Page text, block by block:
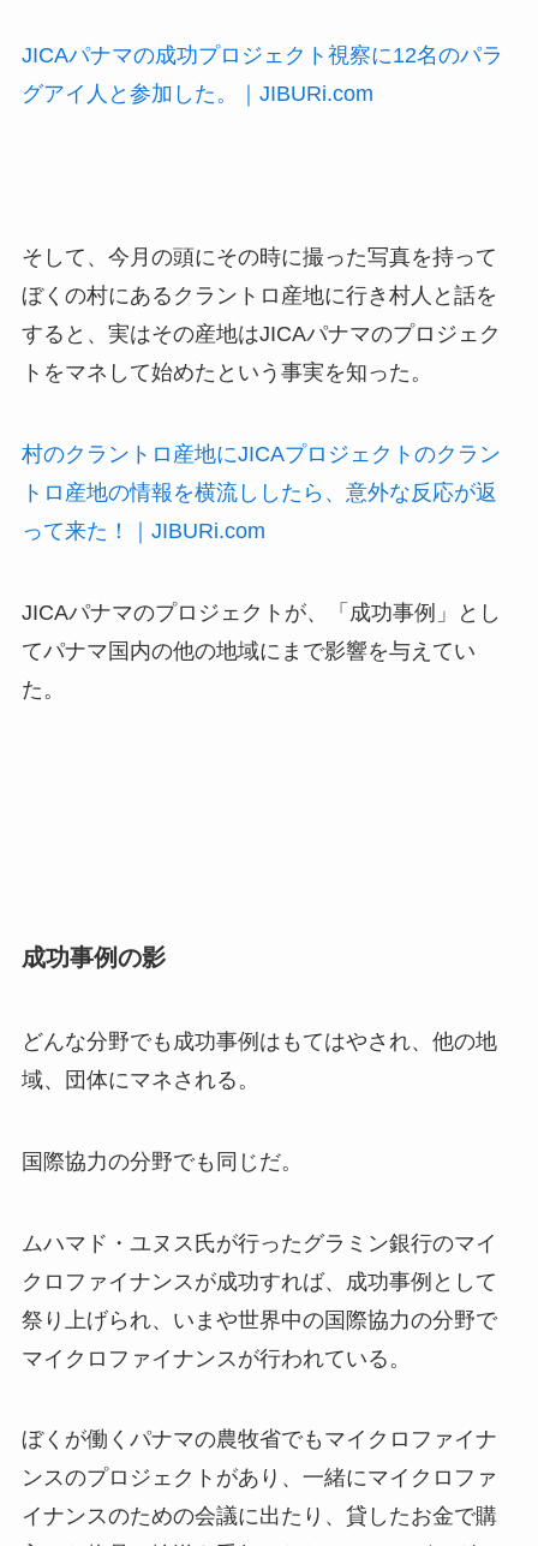
JICAパナマの成功プロジェクト視察に12名のパラ
グアイ人と参加した。｜JIBURi.com
そして、今月の頭にその時に撮った写真を持って
ぼくの村にあるクラントロ産地に行き村人と話を
すると、実はその産地はJICAパナマのプロジェク
トをマネして始めたという事実を知った。
村のクラントロ産地にJICAプロジェクトのクラン
トロ産地の情報を横流ししたら、意外な反応が返
って来た！｜JIBURi.com
JICAパナマのプロジェクトが、「成功事例」とし
てパナマ国内の他の地域にまで影響を与えてい
た。
成功事例の影
どんな分野でも成功事例はもてはやされ、他の地
域、団体にマネされる。
国際協力の分野でも同じだ。
ムハマド・ユヌス氏が行ったグラミン銀行のマイ
クロファイナンスが成功すれば、成功事例として
祭り上げられ、いまや世界中の国際協力の分野で
マイクロファイナンスが行われている。
ぼくが働くパナマの農牧省でもマイクロファイナ
ンスのプロジェクトがあり、一緒にマイクロファ
イナンスのための会議に出たり、貸したお金で購